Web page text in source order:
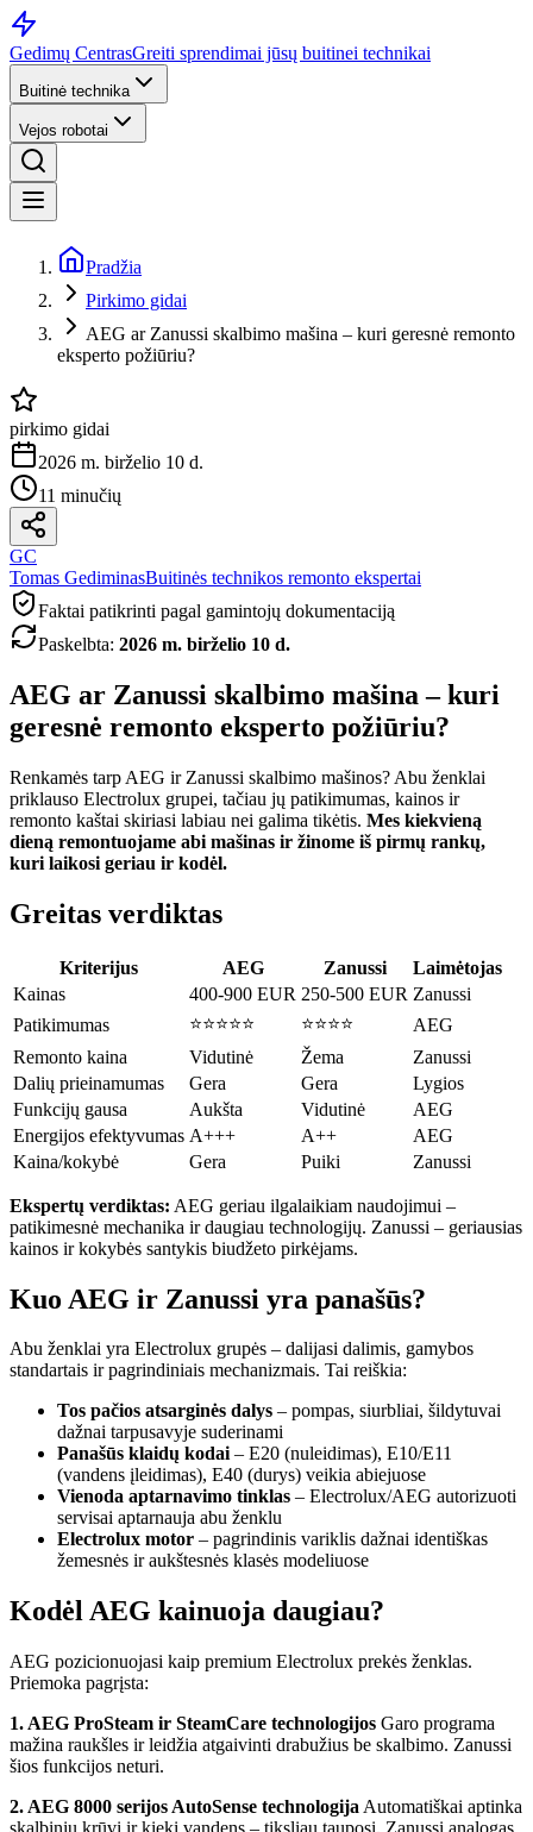
Gedimų CentrasGreiti sprendimai jūsų buitinei technikai
Buitinė technika
Vejos robotai
Pradžia
Pirkimo gidai
AEG ar Zanussi skalbimo mašina – kuri geresnė remonto
eksperto požiūriu?
pirkimo gidai
2026 m. birželio 10 d.
11 minučių
GC
Tomas GediminasBuitinės technikos remonto ekspertai
Faktai patikrinti pagal gamintojų dokumentaciją
Paskelbta: 2026 m. birželio 10 d.
AEG ar Zanussi skalbimo mašina – kuri
geresnė remonto eksperto požiūriu?
Renkamės tarp AEG ir Zanussi skalbimo mašinos? Abu ženklai
priklauso Electrolux grupei, tačiau jų patikimumas, kainos ir
remonto kaštai skiriasi labiau nei galima tikėtis. Mes kiekvieną
dieną remontuojame abi mašinas ir žinome iš pirmų rankų,
kuri laikosi geriau ir kodėl.
Greitas verdiktas
Kriterijus AEG Zanussi
Laimėtojas
Kainas
400-900 EUR 250-500 EUR Zanussi
Patikimumas
⭐⭐⭐⭐⭐ ⭐⭐⭐⭐
AEG
Remonto kaina
Vidutinė Žema
Zanussi
Dalių prieinamumas
Gera Gera
Lygios
Funkcijų gausa
Aukšta Vidutinė
AEG
Energijos efektyvumas A+++ A++
AEG
Kaina/kokybė
Gera Puiki Zanussi
Ekspertų verdiktas: AEG geriau ilgalaikiam naudojimui –
patikimesnė mechanika ir daugiau technologijų. Zanussi – geriausias
kainos ir kokybės santykis biudžeto pirkėjams.
Kuo AEG ir Zanussi yra panašūs?
Abu ženklai yra Electrolux grupės – dalijasi dalimis, gamybos
standartais ir pagrindiniais mechanizmais. Tai reiškia:
Tos pačios atsarginės dalys – pompas, siurbliai, šildytuvai
dažnai tarpusavyje suderinami
Panašūs klaidų kodai– E20 (nuleidimas), E10/E11
(vandens įleidimas), E40 (durys) veikia abiejuose
Vienoda aptarnavimo tinklas – Electrolux/AEG autorizuoti
servisai aptarnauja abu ženklu
Electrolux motor – pagrindinis variklis dažnai identiškas
žemesnės ir aukštesnės klasės modeliuose
Kodėl AEG kainuoja daugiau?
AEG pozicionuojasi kaip premium Electrolux prekės ženklas.
Priemoka pagrįsta:
1. AEG ProSteam ir SteamCare technologijos Garo programa
mažina raukšles ir leidžia atgaivinti drabužius be skalbimo. Zanussi
šios funkcijos neturi.
2. AEG 8000 serijos AutoSense technologija Automatiškai aptinka